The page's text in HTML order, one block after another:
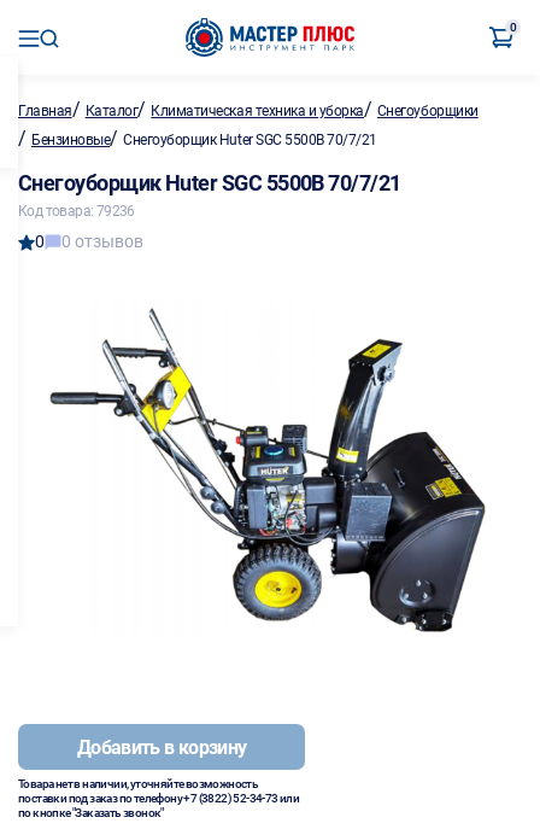
0
Главная/ Каталог/ Климатическая техника и уборка/ Снегоуборщики
/ Бензиновые/Снегоуборщик Huter SGC 5500B 70/7/21
Снегоуборщик Huter SGC 5500B 70/7/21
Код товара: 79236
0 0 отзывов
Добавить в корзину
Товара нет в наличии, уточняйте возможность
поставки под заказ по телефону+7 (3822) 52-34-73или
по кнопке "Заказать звонок"